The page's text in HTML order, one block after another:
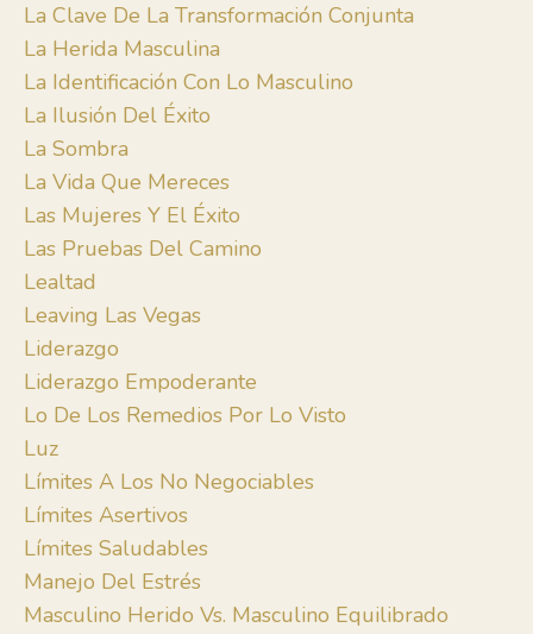
La Clave De La Transformación Conjunta
La Herida Masculina
La Identificación Con Lo Masculino
La Ilusión Del Éxito
La Sombra
La Vida Que Mereces
Las Mujeres Y El Éxito
Las Pruebas Del Camino
Lealtad
Leaving Las Vegas
Liderazgo
Liderazgo Empoderante
Lo De Los Remedios Por Lo Visto
Luz
Límites A Los No Negociables
Límites Asertivos
Límites Saludables
Manejo Del Estrés
Masculino Herido Vs. Masculino Equilibrado